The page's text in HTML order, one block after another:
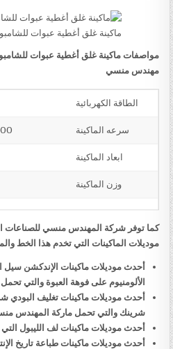
ماكينة غلق أغطية عبوات
مهندس منسي
الطاقة الكهربائية
سرعه الماكينة 1200 الى 2000
ابعاد الماكينة
وزن الماكينة
كما توفر شركة المهندس منسي للصناعات
موديلات الماكينات التي تخدم هذا الخط
أحدث موديلات ماكينات الإندكشن سيل
الألومنيوم على فوهة العبوة والتي
أحدث موديلات ماكينات تغليف البودي
شرينك والتي تحمل ماركة المهندس
أحدث موديلات ماكينات لف الليبول
أحدث موديلات ماكينات طباعة تاريخ